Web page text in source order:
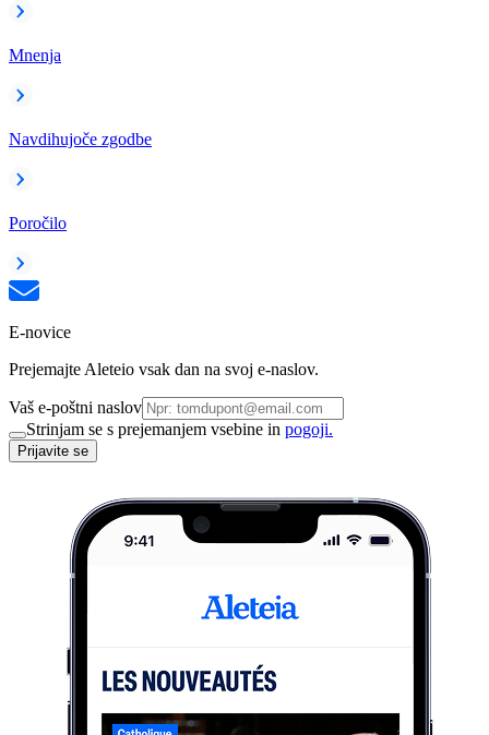
Mnenja
Navdihujoče zgodbe
Poročilo
E-novice
Prejemajte Aleteio vsak dan na svoj e-naslov.
Vaš e-poštni naslov
Strinjam se s prejemanjem vsebine in pogoji.
Prijavite se